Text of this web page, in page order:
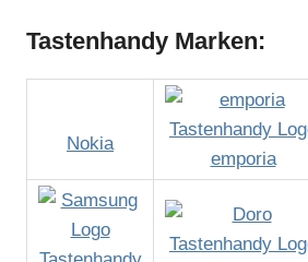
Tastenhandy Marken:
Nokia
emporia